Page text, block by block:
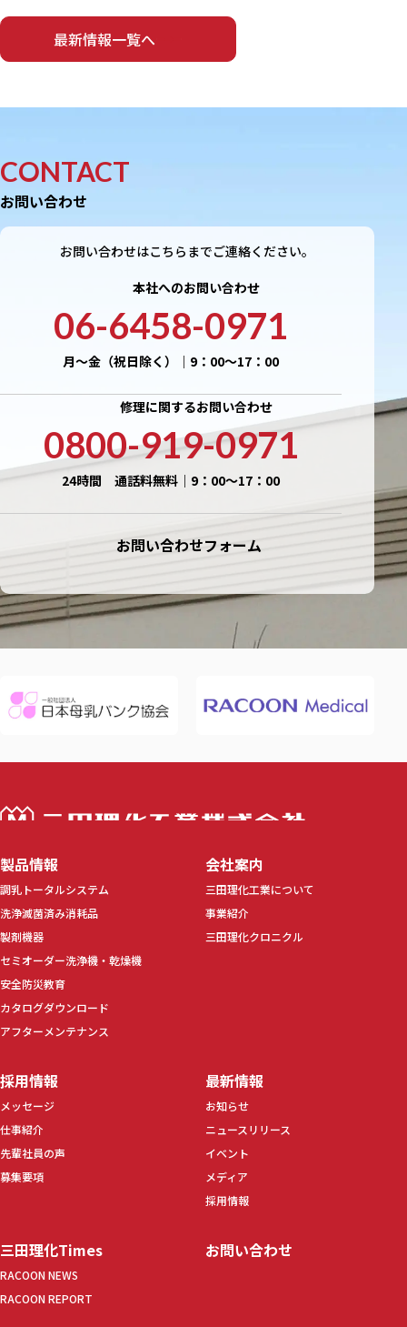
最新情報一覧へ
CONTACT
お問い合わせ
お問い合わせはこちらまでご連絡ください。
本社へのお問い合わせ
06-6458-0971
月〜金（祝日除く）｜9：00〜17：00
修理に関するお問い合わせ
0800-919-0971
24時間 通話料無料｜9：00〜17：00
お問い合わせフォーム
三田理化工業
製品情報
調乳トータルシステム
洗浄滅菌済み消耗品
製剤機器
セミオーダー洗浄機・乾燥機
安全防災教育
カタログダウンロード
アフターメンテナンス
会社案内
三田理化工業について
事業紹介
三田理化クロニクル
採用情報
メッセージ
仕事紹介
先輩社員の声
募集要項
最新情報
お知らせ
ニュースリリース
イベント
メディア
採用情報
三田理化Times
RACOON NEWS
RACOON REPORT
お問い合わせ